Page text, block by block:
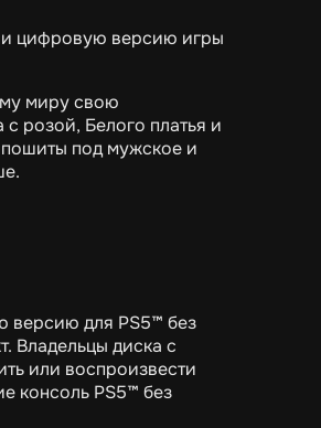
и цифровую версию игры
миру свою
розой, Белого платья и
пошиты под мужское и
версию для PS5™ без
Владельцы диска с
или воспроизвести
консоль PS5™ без